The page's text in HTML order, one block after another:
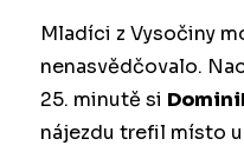
Mladíci z Vysočiny
nenasvědčovalo.
25. minutě si
nájezdu trefil místo